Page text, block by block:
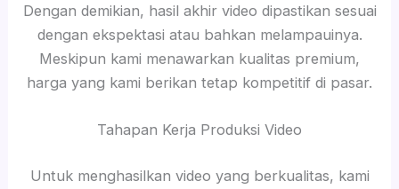
Dengan demikian, hasil akhir video dipastikan sesuai
dengan ekspektasi atau bahkan melampauinya.
Meskipun kami menawarkan kualitas premium,
harga yang kami berikan tetap kompetitif di pasar.
Tahapan Kerja Produksi Video
Untuk menghasilkan video yang berkualitas, kami